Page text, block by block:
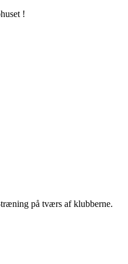
!
på tværs af klubberne.